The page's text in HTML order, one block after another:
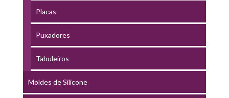
Placas
Puxadores
Tabuleiros
Moldes de Silicone